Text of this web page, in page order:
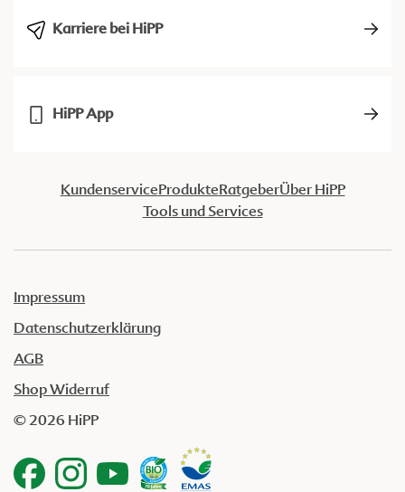
Karriere bei HiPP
HiPP App
KundenserviceProdukteRatgeberÜber HiPP
Tools und Services
Impressum
Datenschutzerklärung
AGB
Shop Widerruf
© 2026 HiPP